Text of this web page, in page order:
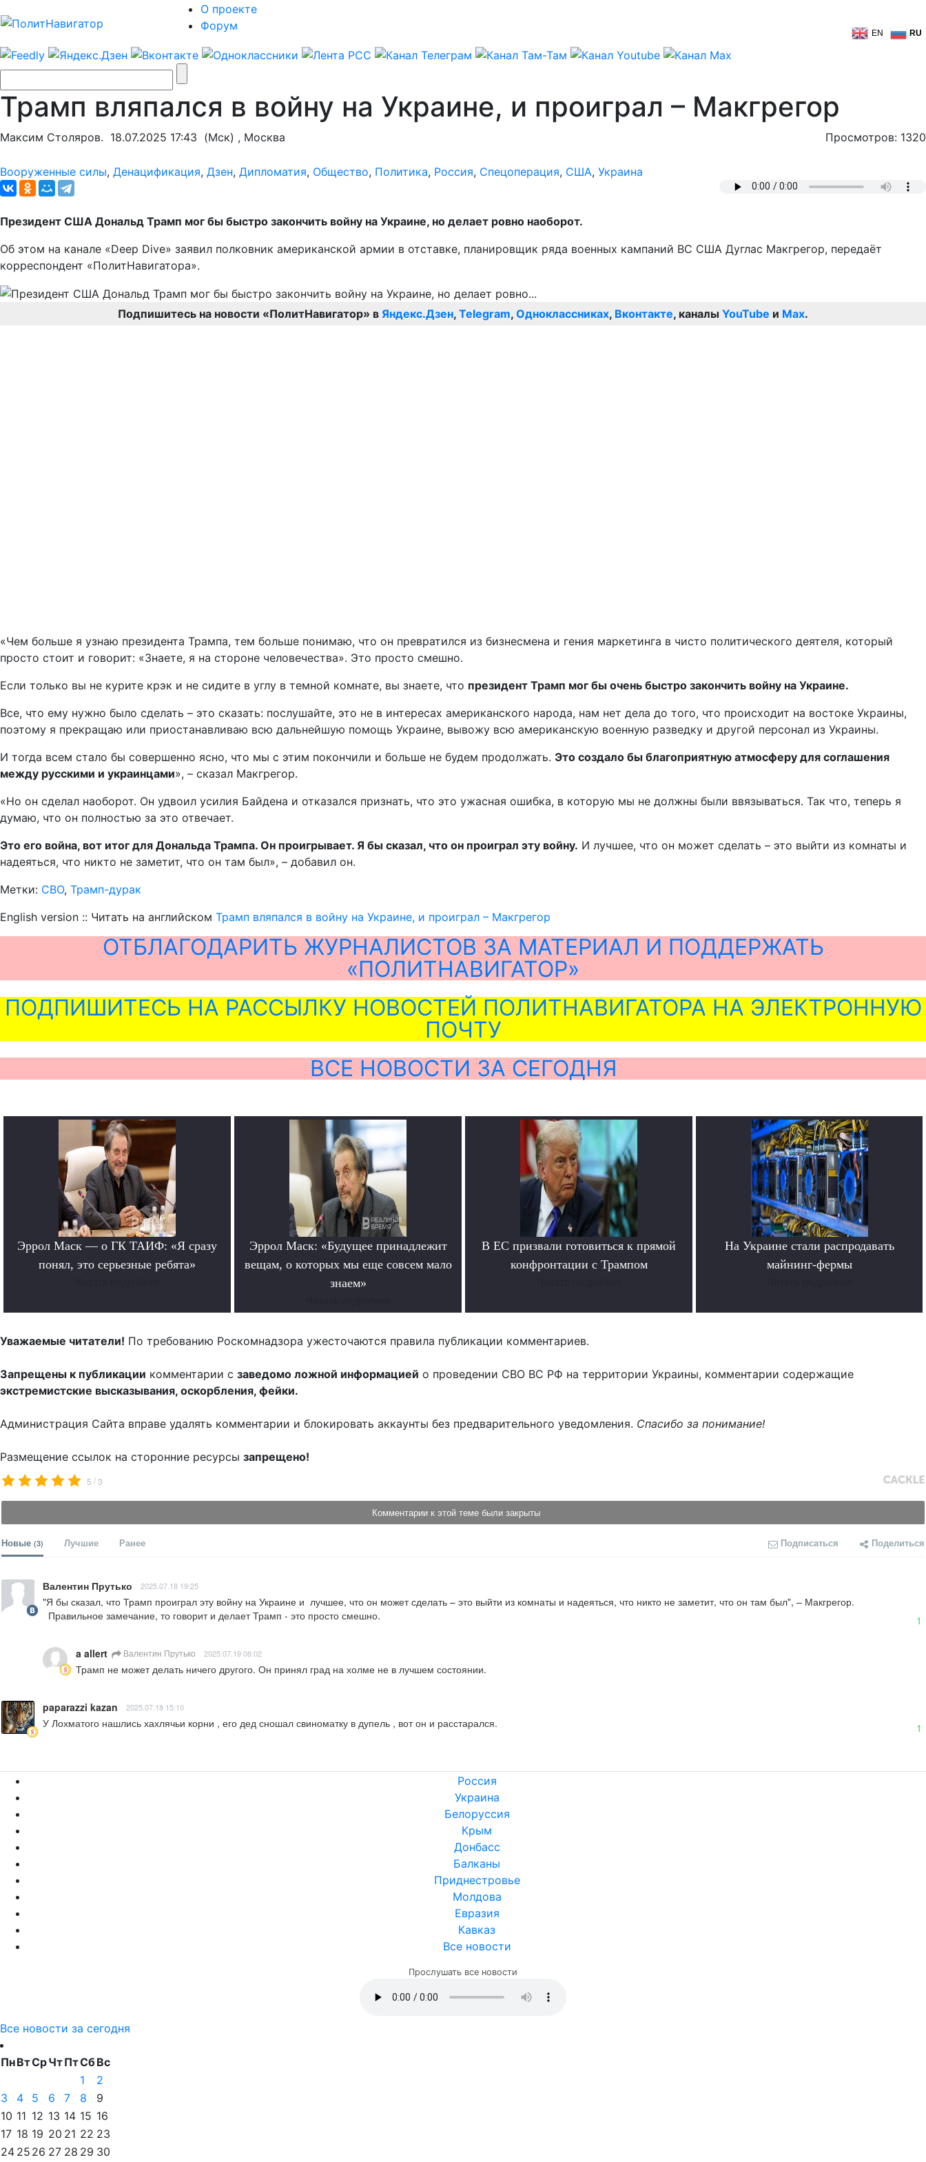
О проекте
Форум
EN RU
Трамп вляпался в войну на Украине, и проиграл – Макгрегор
Максим Столяров. 18.07.2025 17:43 (Мск) , Москва Просмотров: 1320
Вооруженные силы, Денацификация, Дзен, Дипломатия, Общество, Политика, Россия, Спецоперация, США, Украина
Президент США Дональд Трамп мог бы быстро закончить войну на Украине, но делает ровно наоборот.
Об этом на канале «Deep Dive» заявил полковник американской армии в отставке, планировщик ряда военных кампаний ВС США Дуглас Макгрегор, передаёт
корреспондент «ПолитНавигатора».
Подпишитесь на новости «ПолитНавигатор» в Яндекс.Дзен, Telegram, Одноклассниках, Вконтакте, каналы YouTube и Max.
«Чем больше я узнаю президента Трампа, тем больше понимаю, что он превратился из бизнесмена и гения маркетинга в чисто политического деятеля, который
просто стоит и говорит: «Знаете, я на стороне человечества». Это просто смешно.
Если только вы не курите крэк и не сидите в углу в темной комнате, вы знаете, что президент Трамп мог бы очень быстро закончить войну на Украине.
Все, что ему нужно было сделать – это сказать: послушайте, это не в интересах американского народа, нам нет дела до того, что происходит на востоке Украины,
поэтому я прекращаю или приостанавливаю всю дальнейшую помощь Украине, вывожу всю американскую военную разведку и другой персонал из Украины.
И тогда всем стало бы совершенно ясно, что мы с этим покончили и больше не будем продолжать. Это создало бы благоприятную атмосферу для соглашения
между русскими и украинцами», – сказал Макгрегор.
«Но он сделал наоборот. Он удвоил усилия Байдена и отказался признать, что это ужасная ошибка, в которую мы не должны были ввязываться. Так что, теперь я
думаю, что он полностью за это отвечает.
Это его война, вот итог для Дональда Трампа. Он проигрывает. Я бы сказал, что он проиграл эту войну. И лучшее, что он может сделать – это выйти из комнаты и
надеяться, что никто не заметит, что он там был», – добавил он.
Метки: СВО, Трамп-дурак
English version :: Читать на английском Трамп вляпался в войну на Украине, и проиграл – Макгрегор
ОТБЛАГОДАРИТЬ ЖУРНАЛИСТОВ ЗА МАТЕРИАЛ И ПОДДЕРЖАТЬ
«ПОЛИТНАВИГАТОР»
ПОДПИШИТЕСЬ НА РАССЫЛКУ НОВОСТЕЙ ПОЛИТНАВИГАТОРА НА ЭЛЕКТРОННУЮ
ПОЧТУ
ВСЕ НОВОСТИ ЗА СЕГОДНЯ
Эррол Маск — о ГК ТАИФ: «Я сразу
понял, это серьезные ребята»
Эррол Маск: «Будущее принадлежит
вещам, о которых мы еще совсем мало
знаем»
В ЕС призвали готовиться к прямой
конфронтации с Трампом
На Украине стали распродавать
майнинг-фермы
Уважаемые читатели! По требованию Роскомнадзора ужесточаются правила публикации комментариев.
Запрещены к публикации комментарии с заведомо ложной информацией о проведении СВО ВС РФ на территории Украины, комментарии содержащие
экстремистские высказывания, оскорбления, фейки.
Администрация Сайта вправе удалять комментарии и блокировать аккаунты без предварительного уведомления. Спасибо за понимание!
Размещение ссылок на сторонние ресурсы запрещено!
5 /3
Комментарии к этой теме были закрыты
Новые (3) Лучшие Ранее Подписаться Поделиться
Валентин Прутько 2025.07.18 19:25
"Я бы сказал, что Трамп проиграл эту войну на Украине и  лучшее, что он может сделать – это выйти из комнаты и надеяться, что никто не заметит, что он там был", – Макгрегор.
  Правильное замечание, то говорит и делает Трамп - это просто смешно.
1
a allert Валентин Прутько 2025.07.19 08:02
Трамп не может делать ничего другого. Он принял град на холме не в лучшем состоянии.
paparazzi kazan 2025.07.18 15:10
У Лохматого нашлись хахлячьи корни , его дед сношал свиноматку в дупель , вот он и расстарался. 1
Россия
Украина
Белоруссия
Крым
Донбасс
Балканы
Приднестровье
Молдова
Евразия
Кавказ
Все новости
Прослушать все новости
Все новости за сегодня
ПнВтСрЧтПтСбВс
1
2
3
4 5 6 7 8
9
10 11 12 13 14 15 16
17 18 19 20 21 22 23
24 25 26 27 28 29 30